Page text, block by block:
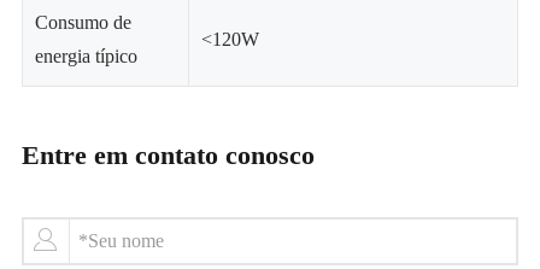
Consumo de
energia típico
<120W
Entre em contato conosco